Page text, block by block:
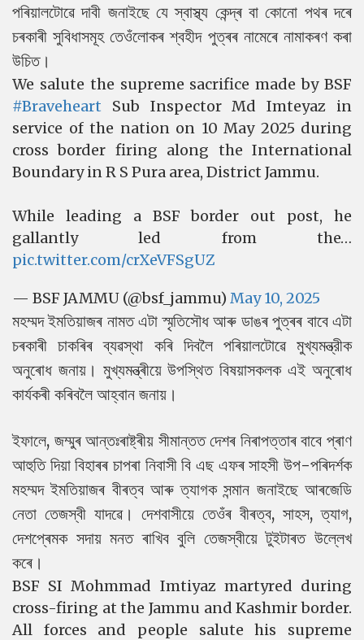
পৰিয়ালটোৱে দাবী জনাইছে যে স্বাস্থ্য কেন্দ্ৰ বা কোনো পথৰ দৰে
চৰকাৰী সুবিধাসমূহ তেওঁলোকৰ শ্বহীদ পুত্ৰৰ নামেৰে নামাকৰণ কৰা
উচিত।
We salute the supreme sacrifice made by BSF
#Braveheart Sub Inspector Md Imteyaz in
service of the nation on 10 May 2025 during
cross border firing along the International
Boundary in R S Pura area, District Jammu.
While leading a BSF border out post, he
gallantly led from the…
pic.twitter.com/crXeVFSgUZ
— BSF JAMMU (@bsf_jammu) May 10, 2025
মহম্মদ ইমতিয়াজৰ নামত এটা স্মৃতিসৌধ আৰু ডাঙৰ পুত্ৰৰ বাবে এটা
চৰকাৰী চাকৰিৰ ব্যৱস্থা কৰি দিবলৈ পৰিয়ালটোৱে মুখ্যমন্ত্রীক
অনুৰোধ জনায়। মুখ্যমন্ত্ৰীয়ে উপস্থিত বিষয়াসকলক এই অনুৰোধ
কাৰ্যকৰী কৰিবলৈ আহ্বান জনায়।
ইফালে, জম্মুৰ আন্তঃৰাষ্ট্ৰীয় সীমান্তত দেশৰ নিৰাপত্তাৰ বাবে প্ৰাণ
আহুতি দিয়া বিহাৰৰ চাপৰা নিবাসী বি এছ এফৰ সাহসী উপ-পৰিদৰ্শক
মহম্মদ ইমতিয়াজৰ বীৰত্ব আৰু ত্যাগক সন্মান জনাইছে আৰজেডি
নেতা তেজস্বী যাদৱে। দেশবাসীয়ে তেওঁৰ বীৰত্ব, সাহস, ত্যাগ,
দেশপ্ৰেমক সদায় মনত ৰাখিব বুলি তেজস্বীয়ে টুইটাৰত উল্লেখ
কৰে।
BSF SI Mohmmad Imtiyaz martyred during
cross-firing at the Jammu and Kashmir border.
All forces and people salute his supreme